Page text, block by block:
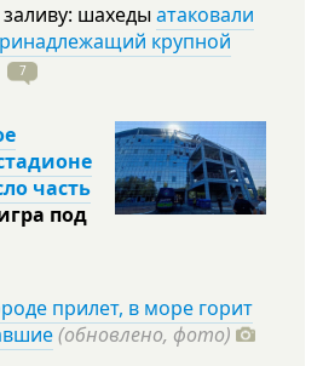
шахеды атаковали
крупной
7
часть
под
прилет, в море горит
(обновлено, фото)